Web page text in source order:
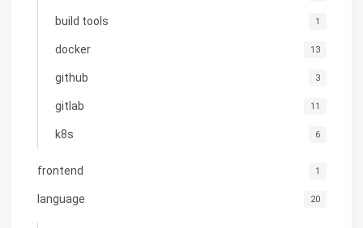
build tools 1
docker 13
github 3
gitlab 11
k8s 6
frontend 1
language 20